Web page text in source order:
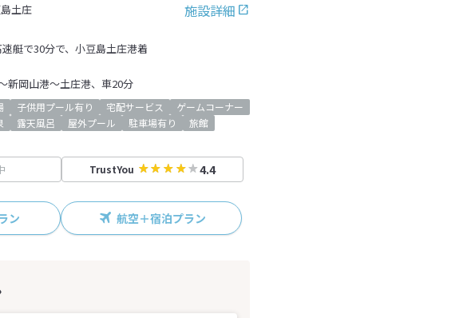
施設詳細
土庄
艇で30分で、小豆島土庄港着
新岡山港～土庄港、車20分
子供用プール有り 宅配サービス
ゲームコーナー
露天風呂 屋外プール 駐車場有り
旅館
TrustYou 4.4
ン 航空＋宿泊プラン